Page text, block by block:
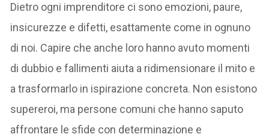
Dietro ogni imprenditore ci sono emozioni, paure,
insicurezze e difetti, esattamente come in ognuno
di noi. Capire che anche loro hanno avuto momenti
di dubbio e fallimenti aiuta a ridimensionare il mito e
a trasformarlo in ispirazione concreta. Non esistono
supereroi, ma persone comuni che hanno saputo
affrontare le sfide con determinazione e